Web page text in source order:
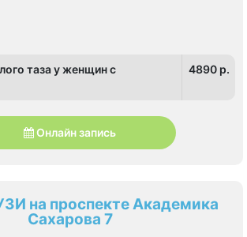
таза у женщин с
4890 p.
Онлайн запись
на проспекте Академика
Сахарова 7